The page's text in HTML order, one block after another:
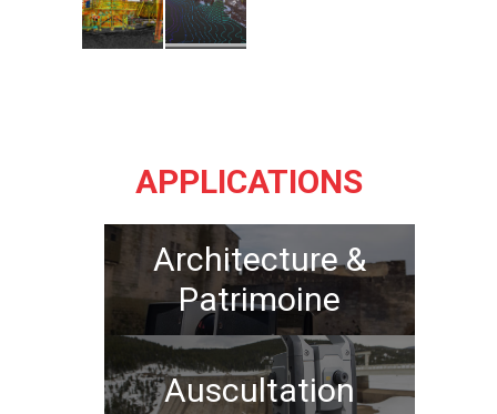
APPLICATIONS
Architecture &
Patrimoine
Auscultation